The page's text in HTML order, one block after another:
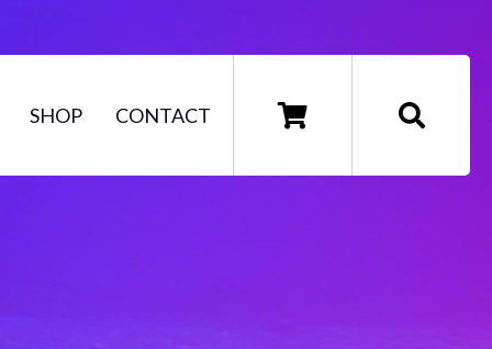
SHOP CONTACT